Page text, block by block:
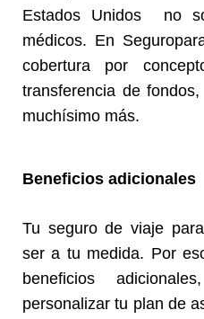
Estados Unidos no
médicos. En
cobertura por
transferencia de
muchísimo más.
Beneficios adicionales
Tu seguro de viaje
ser a tu medida. Por
beneficios
personalizar tu plan de